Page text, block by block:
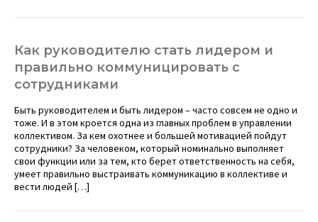
Как руководителю стать лидером и
правильно коммуницировать с
сотрудниками
Быть руководителем и быть лидером – часто совсем не одно и
тоже. И в этом кроется одна из главных проблем в управлении
коллективом. За кем охотнее и большей мотивацией пойдут
сотрудники? За человеком, который номинально выполняет
свои функции или за тем, кто берет ответственность на себя,
умеет правильно выстраивать коммуникацию в коллективе и
вести людей […]